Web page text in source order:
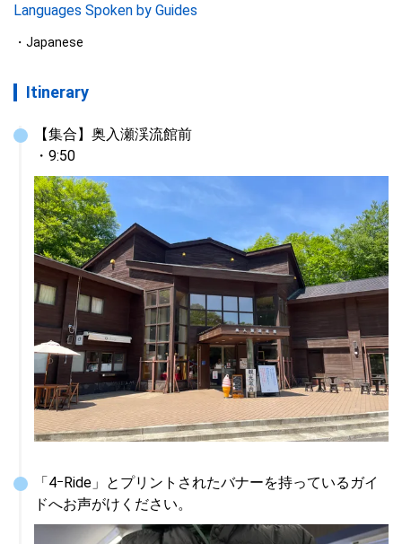
Languages Spoken by Guides
Japanese
Itinerary
【集合】奥入瀬渓流館前
・9:50
「4ｰRide」とプリントされたバナーを持っているガイ
ドへお声がけください。